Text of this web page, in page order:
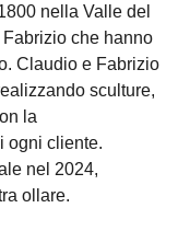
nella Valle del
che hanno
Claudio e Fabrizio
sculture,
la
ogni cliente.
nel 2024,
ollare.